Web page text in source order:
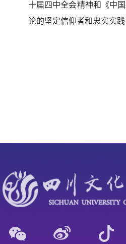
十届四中全会精神和《中
论的坚定信仰者和忠实实践